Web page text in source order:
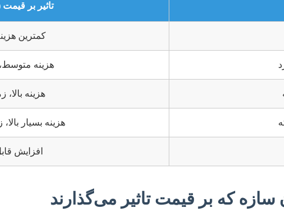
تاثیر بر
کمترین
هزینه متوسط،
هزینه بالا،
هزینه بسیار
افزایش
که بر قیمت تاثیر می‌گذارند